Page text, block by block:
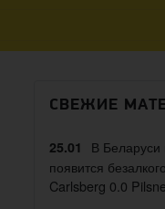
СВЕЖИЕ
25.01
В Беларуси
появится
Carlsberg 0.0